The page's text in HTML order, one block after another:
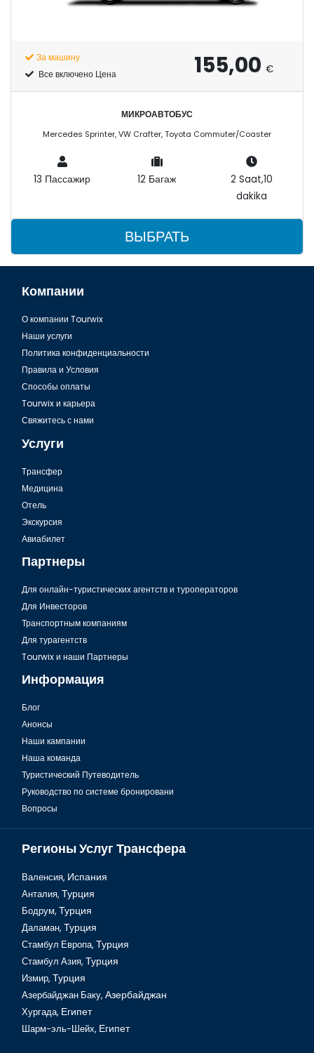
За машину
Все включено Цена
155,00 €
МИКРОАВТОБУС
Mercedes Sprinter, VW Crafter, Toyota Commuter/Coaster
13 Пассажир 12 Багаж
2 Saat,10
dakika
ВЫБРАТЬ
Компании
О компании Tourwix
Наши услуги
Политика конфиденциальности
Правила и Условия
Способы оплаты
Tourwix и карьера
Свяжитесь с нами
Услуги
Tрансфер
Медицина
Отель
Экскурсия
Авиабилет
Партнеры
Для онлайн-туристических агентств и туроператоров
Для Инвесторов
Транспортным компаниям
Для турагентств
Tourwix и наши Партнеры
Информация
Блог
Анонсы
Наши кампании
Наша команда
Туристический Путеводитель
Руководство по системе бронировани
Вопросы
Регионы Услуг Трансфера
Валенсия, Испания
Анталия, Турция
Бодрум, Турция
Даламан, Турция
Стамбул Европа, Турция
Стамбул Азия, Турция
Измир, Турция
Азербайджан Баку, Азербайджан
Хургада, Египет
Шарм-эль-Шейх, Египет